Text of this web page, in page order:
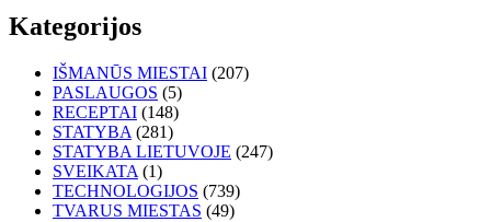
Kategorijos
IŠMANŪS MIESTAI (207)
PASLAUGOS (5)
RECEPTAI (148)
STATYBA (281)
STATYBA LIETUVOJE (247)
SVEIKATA (1)
TECHNOLOGIJOS (739)
TVARUS MIESTAS (49)